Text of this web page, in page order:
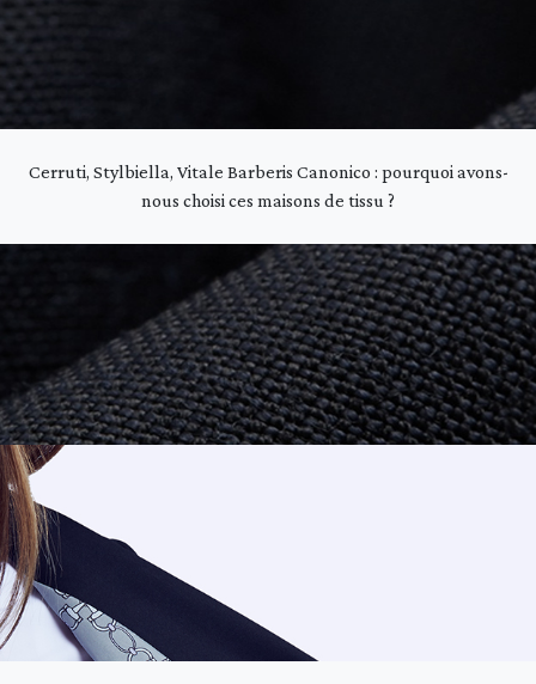
Cerruti, Stylbiella, Vitale Barberis Canonico : pourquoi avons-
nous choisi ces maisons de tissu ?